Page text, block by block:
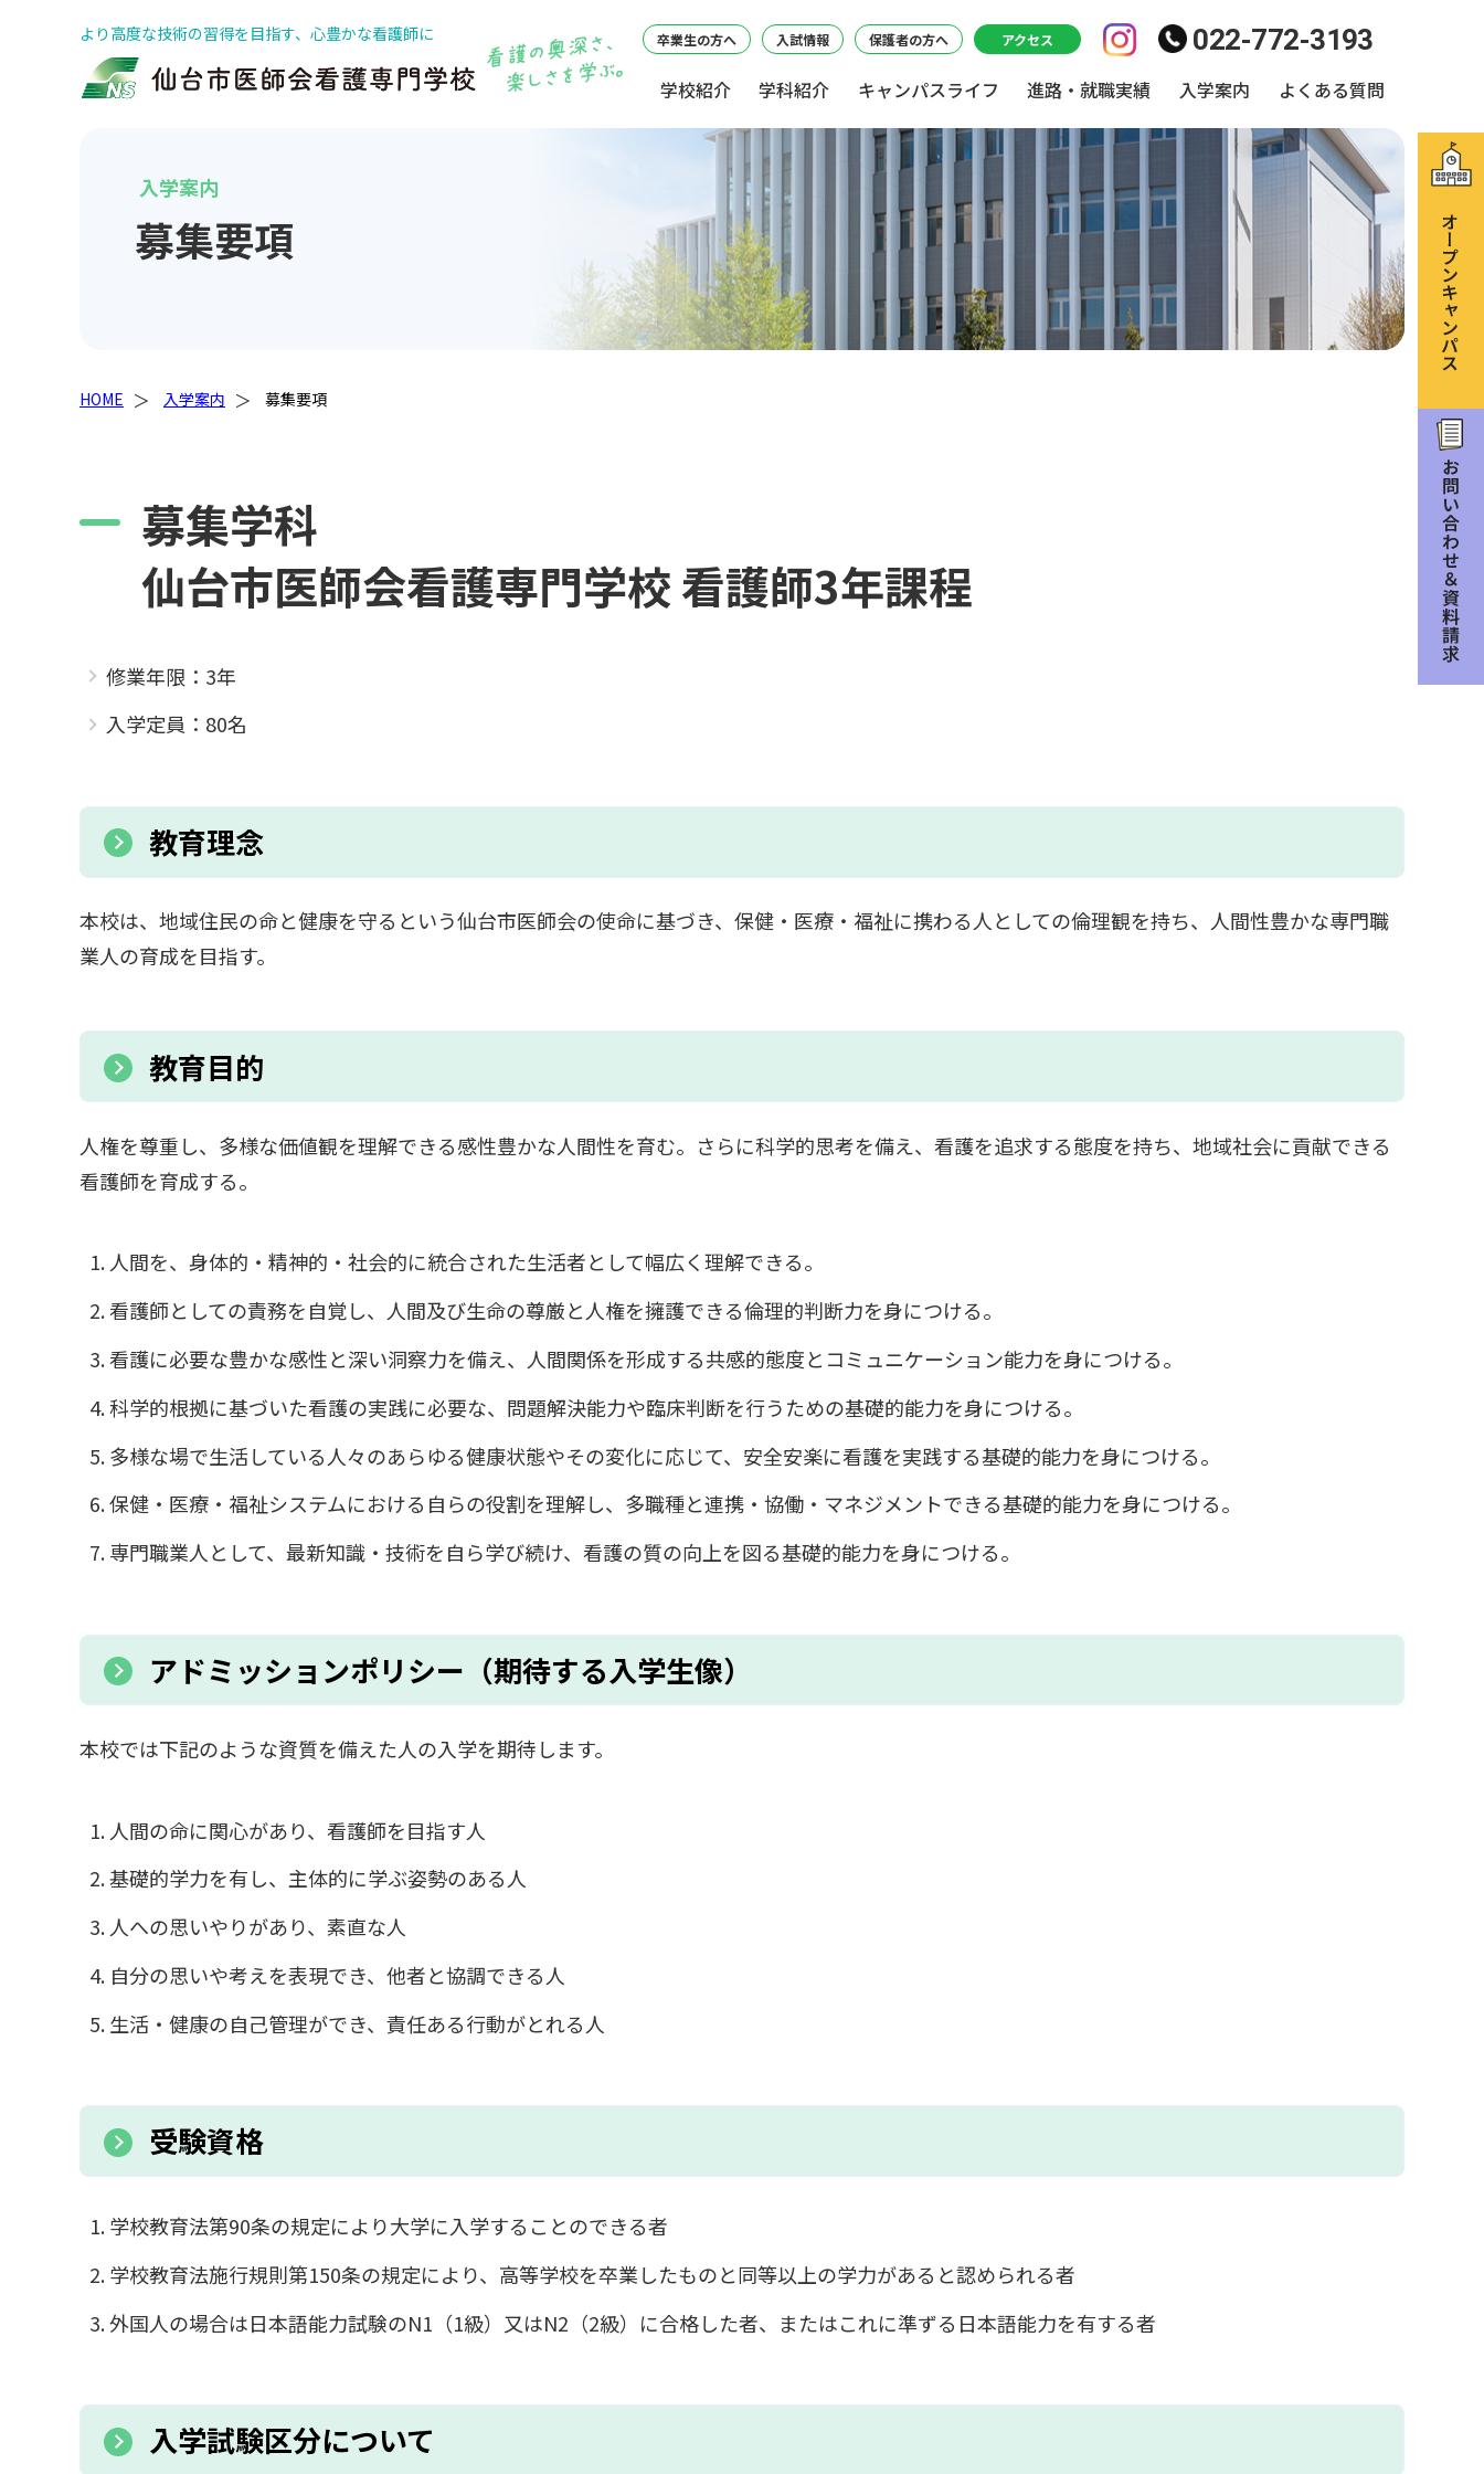
より高度な技術の習得を目指す、心豊かな看護師に
学校紹介 学科紹介 キャンパスライフ 進路・就職実績 入学案内 よくある質問
卒業生の方へ 入試情報 保護者の方へ アクセス 022-772-3193
入学案内
募集要項
HOME 入学案内 募集要項
募集学科
仙台市医師会看護専門学校 看護師3年課程
修業年限：3年
入学定員：80名
教育理念
本校は、地域住民の命と健康を守るという仙台市医師会の使命に基づき、保健・医療・福祉に携わる人としての倫理観を持ち、人間性豊かな専門職
業人の育成を目指す。
教育目的
人権を尊重し、多様な価値観を理解できる感性豊かな人間性を育む。さらに科学的思考を備え、看護を追求する態度を持ち、地域社会に貢献できる
看護師を育成する。
人間を、身体的・精神的・社会的に統合された生活者として幅広く理解できる。
看護師としての責務を自覚し、人間及び生命の尊厳と人権を擁護できる倫理的判断力を身につける。
看護に必要な豊かな感性と深い洞察力を備え、人間関係を形成する共感的態度とコミュニケーション能力を身につける。
科学的根拠に基づいた看護の実践に必要な、問題解決能力や臨床判断を行うための基礎的能力を身につける。
多様な場で生活している人々のあらゆる健康状態やその変化に応じて、安全安楽に看護を実践する基礎的能力を身につける。
保健・医療・福祉システムにおける自らの役割を理解し、多職種と連携・協働・マネジメントできる基礎的能力を身につける。
専門職業人として、最新知識・技術を自ら学び続け、看護の質の向上を図る基礎的能力を身につける。
アドミッションポリシー（期待する入学生像）
本校では下記のような資質を備えた人の入学を期待します。
人間の命に関心があり、看護師を目指す人
基礎的学力を有し、主体的に学ぶ姿勢のある人
人への思いやりがあり、素直な人
自分の思いや考えを表現でき、他者と協調できる人
生活・健康の自己管理ができ、責任ある行動がとれる人
受験資格
学校教育法第90条の規定により大学に入学することのできる者
学校教育法施行規則第150条の規定により、高等学校を卒業したものと同等以上の学力があると認められる者
外国人の場合は日本語能力試験のN1（1級）又はN2（2級）に合格した者、またはこれに準ずる日本語能力を有する者
入学試験区分について